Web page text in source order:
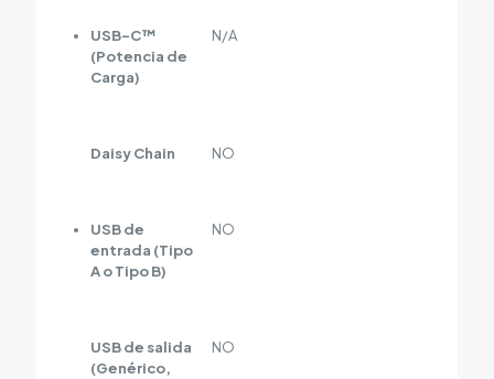
USB-C™
(Potencia de
Carga)
N/A
Daisy Chain NO
USB de
entrada (Tipo
A o Tipo B)
NO
USB de salida
(Genérico,
NO